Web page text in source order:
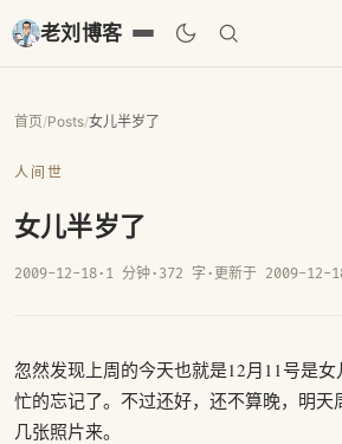
老刘博客
首页/Posts/女儿半岁了
人间世
女儿半岁了
2009-12-18· 1 分钟· 372 字 · 更新于 2009-12-
忽然发现上周的今天也就是12月11号是
忙的忘记了。不过还好，还不算晚，明天
几张照片来。